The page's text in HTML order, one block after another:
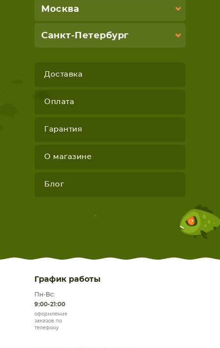
Москва
Санкт-Петербург
Доставка
Оплата
Гарантия
О магазине
Блог
График работы
Пн-Вс:
9:00-21:00
оформление
заказов по
телефону